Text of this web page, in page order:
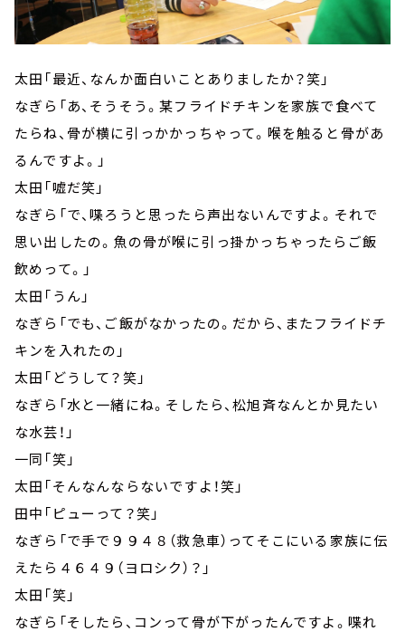
太田「最近、なんか面白いことありましたか？笑」
なぎら「あ、そうそう。某フライドチキンを家族で食べて
たらね、骨が横に引っかかっちゃって。喉を触ると骨があ
るんですよ。」
太田「嘘だ笑」
なぎら「で、喋ろうと思ったら声出ないんですよ。それで
思い出したの。魚の骨が喉に引っ掛かっちゃったらご飯
飲めって。」
太田「うん」
なぎら「でも、ご飯がなかったの。だから、またフライドチ
キンを入れたの」
太田「どうして？笑」
なぎら「水と一緒にね。そしたら、松旭斉なんとか見たい
な水芸！」
一同「笑」
太田「そんなんならないですよ！笑」
田中「ピューって？笑」
なぎら「で手で９９４８（救急車）ってそこにいる家族に伝
えたら４６４９（ヨロシク）？」
太田「笑」
なぎら「そしたら、コンって骨が下がったんですよ。喋れ